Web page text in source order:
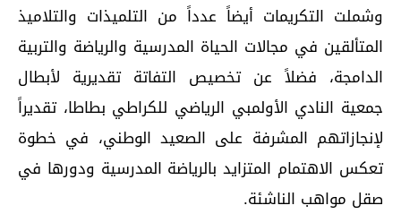
وشملت التكريمات أيضاً عدداً من التلميذات والتلاميذ
المتألقين في مجالات الحياة المدرسية والرياضة والتربية
الدامجة، فضلاً عن تخصيص التفاتة تقديرية لأبطال
جمعية النادي الأولمبي الرياضي للكراطي بطاطا، تقديراً
لإنجازاتهم المشرفة على الصعيد الوطني، في خطوة
تعكس الاهتمام المتزايد بالرياضة المدرسية ودورها في
صقل مواهب الناشئة.